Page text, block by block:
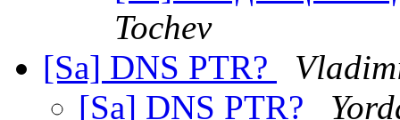
Tochev
[Sa] DNS PTR?
[Sa] DNS PTR?